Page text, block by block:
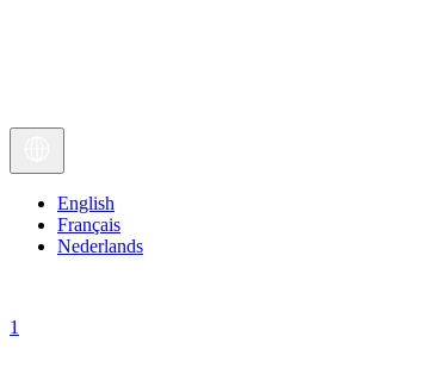
English
Français
Nederlands
1